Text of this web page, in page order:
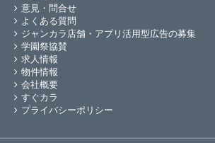
意見・問合せ
よくある質問
ジャンカラ店舗・アプリ活用型広告の募集
学園祭協賛
求人情報
物件情報
会社概要
すぐカラ
プライバシーポリシー